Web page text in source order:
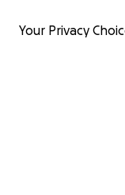
Your Privacy